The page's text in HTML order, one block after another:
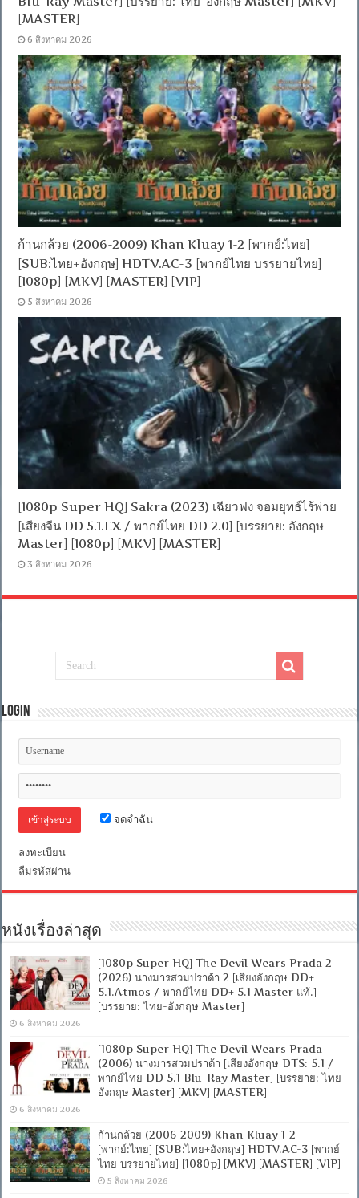
[MASTER]
6 สิงหาคม 2026
ก้านกล้วย (2006-2009) Khan Kluay 1-2 [พากย์:ไทย]
[SUB:ไทย+อังกฤษ] HDTV.AC-3 [พากย์ไทย บรรยายไทย]
[1080p] [MKV] [MASTER] [VIP]
5 สิงหาคม 2026
[1080p Super HQ] Sakra (2023) เฉียวฟง จอมยุทธ์ไร้พ่าย
[เสียงจีน DD 5.1.EX / พากย์ไทย DD 2.0] [บรรยาย: อังกฤษ
Master] [1080p] [MKV] [MASTER]
3 สิงหาคม 2026
Login
จดจำฉัน
ลงทะเบียน
ลืมรหัสผ่าน
หนังเรื่องล่าสุด
[1080p Super HQ] The Devil Wears Prada 2
(2026) นางมารสวมปราด้า 2 [เสียงอังกฤษ DD+
5.1.Atmos / พากย์ไทย DD+ 5.1 Master แท้.]
[บรรยาย: ไทย-อังกฤษ Master]
6 สิงหาคม 2026
[1080p Super HQ] The Devil Wears Prada
(2006) นางมารสวมปราด้า [เสียงอังกฤษ DTS: 5.1 /
พากย์ไทย DD 5.1 Blu-Ray Master] [บรรยาย: ไทย-
อังกฤษ Master] [MKV] [MASTER]
6 สิงหาคม 2026
ก้านกล้วย (2006-2009) Khan Kluay 1-2
[พากย์:ไทย] [SUB:ไทย+อังกฤษ] HDTV.AC-3 [พากย์
ไทย บรรยายไทย] [1080p] [MKV] [MASTER] [VIP]
5 สิงหาคม 2026